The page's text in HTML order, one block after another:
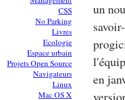
CSS
No Parking
Livres
Ecologie
Espace urbain
Projets Open Source
Navigateurs
Linux
Mac OS X
un
en